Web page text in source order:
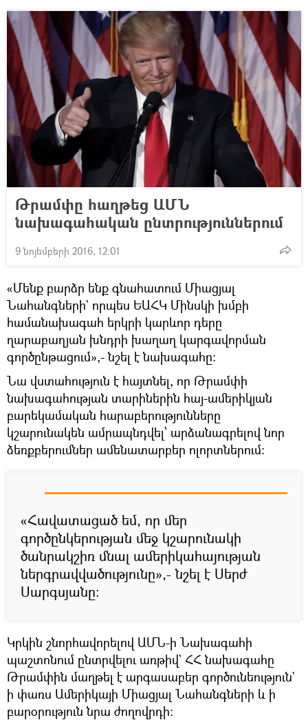
Թրամփը հաղթեց ԱՄՆ
նախագահական ընտրություններում
9 նոյեմբերի 2016, 12:01
«Մենք բարձր ենք գնահատում Միացյալ
Նահանգների` որպես ԵԱՀԿ Մինսկի խմբի
համանախագահ երկրի կարևոր դերը
ղարաբաղյան խնդրի խաղաղ կարգավորման
գործընթացում»,- նշել է նախագահը:
Նա վստահություն է հայտնել, որ Թրամփի
նախագահության տարիներին հայ-ամերիկյան
բարեկամական հարաբերությունները
կշարունակեն ամրապնդվել՝ արձանագրելով նոր
ձեռքբերումներ ամենատարբեր ոլորտներում:
«Հավատացած եմ, որ մեր
գործընկերության մեջ կշարունակի
ծանրակշիռ մնալ ամերիկահայության
ներգրավվածությունը»,- նշել է Սերժ
Սարգսյանը:
Կրկին շնորհավորելով ԱՄՆ-ի Նախագահի
պաշտոնում ընտրվելու առթիվ` ՀՀ նախագահը
Թրամփին մաղթել է արգասաբեր գործունեություն`
ի փառս Ամերիկայի Միացյալ Նահանգների և ի
բարօրություն նրա ժողովրդի: